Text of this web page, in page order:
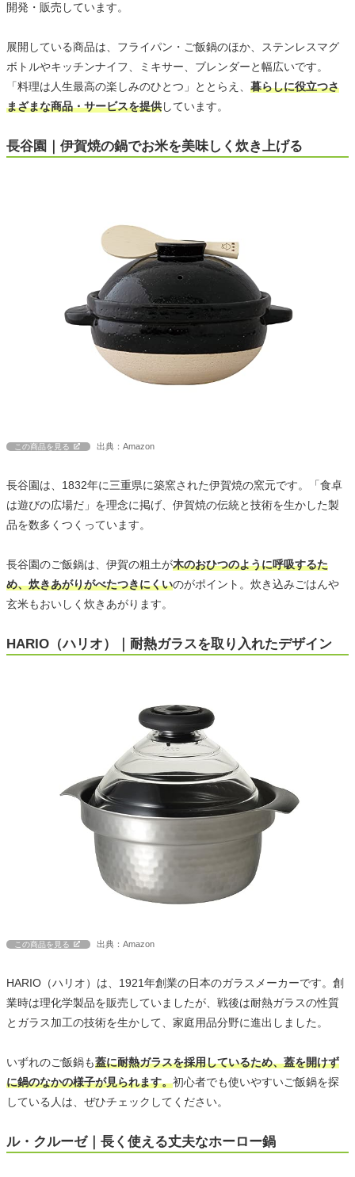
開発・販売しています。
展開している商品は、フライパン・ご飯鍋のほか、ステンレスマグ
ボトルやキッチンナイフ、ミキサー、ブレンダーと幅広いです。
「料理は人生最高の楽しみのひとつ」ととらえ、 暮らしに役立つさ
まざまな商品・サービスを提供しています。
長谷園｜伊賀焼の鍋でお米を美味しく炊き上げる
この商品を見る 出典：Amazon
長谷園は、1832年に三重県に築窯された伊賀焼の窯元です。「食卓
は遊びの広場だ」を理念に掲げ、伊賀焼の伝統と技術を生かした製
品を数多くつくっています。
長谷園のご飯鍋は、伊賀の粗土が木のおひつのように呼吸するた
め、炊きあがりがべたつきにくいのがポイント。炊き込みごはんや
玄米もおいしく炊きあがります。
HARIO（ハリオ）｜耐熱ガラスを取り入れたデザイン
この商品を見る 出典：Amazon
HARIO（ハリオ）は、1921年創業の日本のガラスメーカーです。創
業時は理化学製品を販売していましたが、戦後は耐熱ガラスの性質
とガラス加工の技術を生かして、家庭用品分野に進出しました。
いずれのご飯鍋も蓋に耐熱ガラスを採用しているため、蓋を開けず
に鍋のなかの様子が見られます。初心者でも使いやすいご飯鍋を探
している人は、ぜひチェックしてください。
ル・クルーゼ｜長く使える丈夫なホーロー鍋